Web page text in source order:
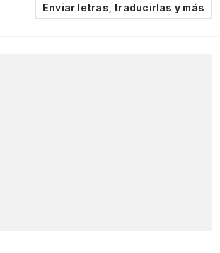
Enviar letras, traducirlas y más